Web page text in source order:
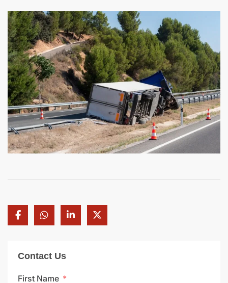
Contact Us
First Name